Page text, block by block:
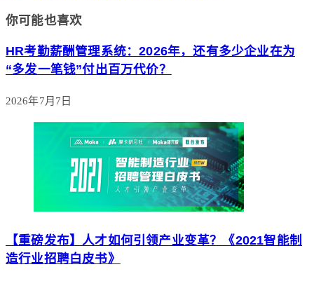
你可能也喜欢
HR考勤薪酬管理系统：2026年，还有多少企业在为
“多发一笔钱”付出百万代价？
2026年7月7日
【重磅发布】人才如何引领产业变革？《2021智能制
造行业招聘白皮书》